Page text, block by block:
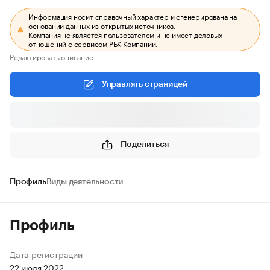
Информация носит справочный характер и сгенерирована на
основании данных из открытых источников.
Компания не является пользователем и не имеет деловых
отношений с сервисом РБК Компании.
Редактировать описание
Управлять страницей
Поделиться
ПрофильВиды деятельности
Профиль
Дата регистрации
22 июля 2022